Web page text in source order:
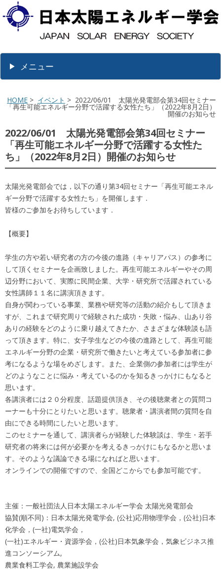
メニュー
HOME > イベント > 2022/06/01 太陽光発電部会第34回セミナー
「再生可能エネルギー分野で活躍する女性たち」（2022年8月2日）
開催のお知らせ
2022/06/01 太陽光発電部会第34回セミナー
「再生可能エネルギー分野で活躍する女性た
ち」（2022年8月2日）開催のお知らせ
太陽光発電部会では，以下の通り第34回セミナー「再生可能エネル
ギー分野で活躍する女性たち」を開催します．
皆様のご参加をお待ちしています．
【概要】
学生の方や若い研究者の方の今後の進路（キャリアパス）の参考に
して頂くセミナーを企画致しました。再生可能エネルギーやその周
辺分野において、実際に民間企業、大学・研究所で活躍されている
女性講師１１名に講演頂きます。
自身が関わっている事業、業務や研究等の活動の紹介もして頂きま
すが、これまで研究周りで経験された成功・失敗・悩み、山あり谷
ありの経験をどのように乗り越えてきたか、さまざまな体験談も語
って頂きます。特に、女子学生などの今後の進路として、再生可能
エネルギー分野の企業・研究所で働きたいと考えている参加者に参
考になるような場をめざします。また、企業側の参加者には学生が
どのようなことに悩み・考えているのかを知るきっかけにもなると
思います。
各講演者には２０分程度、話題提供頂き、その後聴衆者との質問コ
ーナーも十分にとりたいと思います。聴衆者・講演者間の質問を自
由にできる時間にしたいと思います。
このセミナーを通して、講演者らが経験した体験談は、学生・若手
研究者の将来には何が必要かを考えるきっかけにもなるかと思いま
す。そのような議論できる場になればと思います。
オンラインでの開催ですので、全国どこからでも参加可能です。
主催：一般社団法人日本太陽エネルギー学会 太陽光発電部会
協賛(順不同)：日本太陽光発電学会, (公社)応用物理学会，(公社)日本
化学会，(一社)電気学会，
(一社)エネルギー・資源学会，(公社)日本気象学会，気象ビジネス推
進コンソーシアム,
農業食料工学会, 農業施設学会